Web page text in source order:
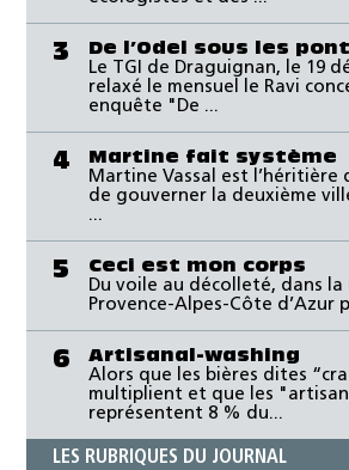
3
De l’Odel sous les
Le TGI de Draguignan, le 19
relaxé le mensuel le Ravi
enquête "De ...
4
Martine fait système
Martine Vassal est l’héritière
de gouverner la deuxième
...
5
Ceci est mon corps
Du voile au décolleté, dans la
Provence-Alpes-Côte d’Azur
6
Artisanal-washing
Alors que les bières dites
multiplient et que les
représentent 8 % du...
LES RUBRIQUES DU JOURNAL